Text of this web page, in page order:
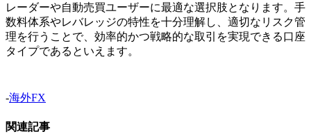
レーダーや自動売買ユーザーに最適な選択肢となります。手
数料体系やレバレッジの特性を十分理解し、適切なリスク管
理を行うことで、効率的かつ戦略的な取引を実現できる口座
タイプであるといえます。
-海外FX
関連記事